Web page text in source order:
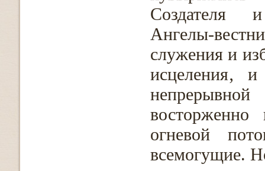
Создателя
Ангелы-
служения и
исцеления‚
огневой
всемогущие.